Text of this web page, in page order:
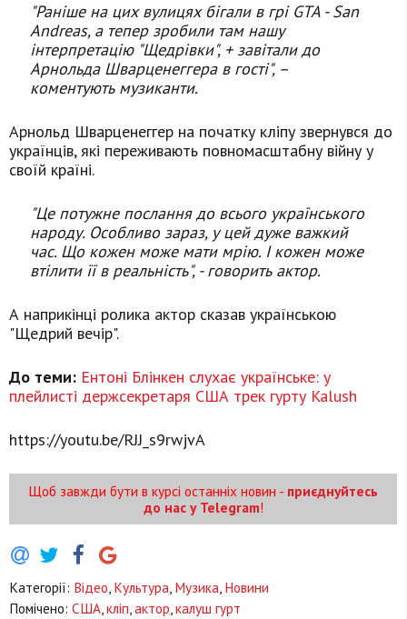
"Раніше на цих вулицях бігали в грі GTA - San
Andreas, а тепер зробили там нашу
інтерпретацію "Щедрівки", + завітали до
Арнольда Шварценеггера в гості", –
коментують музиканти.
Арнольд Шварценеггер на початку кліпу звернувся до
українців, які переживають повномасштабну війну у
своїй країні.
"Це потужне послання до всього українського
народу. Особливо зараз, у цей дуже важкий
час. Що кожен може мати мрію. І кожен може
втілити її в реальність", - говорить актор.
А наприкінці ролика актор сказав українською
"Щедрий вечір".
До теми: Ентоні Блінкен слухає українське: у
плейлисті держсекретаря США трек гурту Kalush
https://youtu.be/RJJ_s9rwjvA
Щоб завжди бути в курсі останніх новин - приєднуйтесь
до нас у Telegram!
Категорії: Відео Культура Музика Новини
Помічено: США кліп актор калуш гурт